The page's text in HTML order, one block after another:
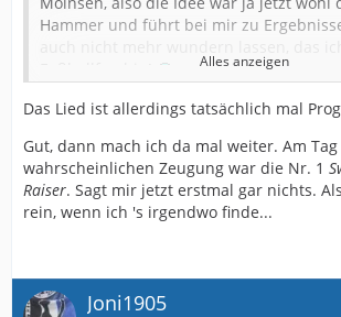
Hammer und führt bei mir zu
Zum Tage meiner wahrscheinlichen
bricht.
Na alles klar Herr Komissar? Nein dieser
der geilste seit ein paar Monaten!
SWB Gruß
Bennobarkeeper
Alles anzeigen
Das Lied ist allerdings tatsächlich mal
Gut, dann mach ich da mal weiter. Am
wahrscheinlichen Zeugung war die Nr. 1
Raiser. Sagt mir jetzt erstmal gar nichts.
rein, wenn ich 's irgendwo finde...
Joni1905